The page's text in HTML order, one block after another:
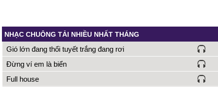
NHẠC CHUÔNG TẢI NHIỀU NHẤT THÁNG
Gió lớn đang thổi tuyết trắng đang rơi
Đừng ví em là biển
Full house